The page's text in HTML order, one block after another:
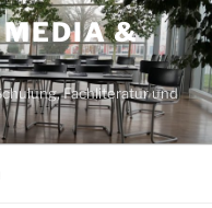
MEDIA &
Fachliteratur und